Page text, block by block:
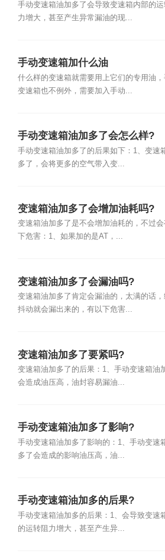
手动变速箱油加多了会导致变速箱内部的运
力增大，甚至产生异常漏油的现...
手动变速箱加什么油
什么样的变速箱就需要用上它们的专用油，
变速箱也不例外，需要加入手动...
手动变速箱油加多了会怎么样?
手动变速箱油加多了的后果如下：1、变速
多了，会将更多的空气带入变...
变速箱油加多了会增加油耗吗?
变速箱油加多了是不会增加油耗的，不过会
下危害：1、如果加的是AT，...
变速箱油加多了会漏油吗?
变速箱油加多了肯定会漏油的，太满的话，
抖动就会漏出来的，有以下危害...
变速箱油加多了要紧吗?
变速箱油加多了的后果：1、手动变速箱油
会造成油压高，油封容易漏油...
手动变速箱油加多了影响?
手动变速箱油加多了影响的：1、手动变速
多了会造成的影响油压高，油...
手动变速箱油加多的后果?
手动变速箱油加多的后果：1、会导致变速
的运转阻力增大，甚至产生异...